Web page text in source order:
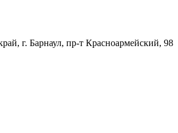
г. Барнаул, пр-т Красноармейский, 98